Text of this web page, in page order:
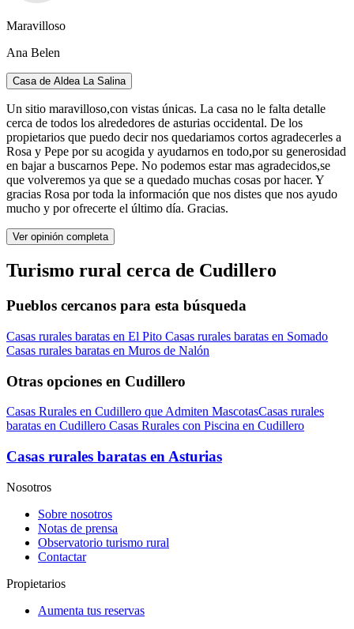
Maravilloso
Ana Belen
Casa de Aldea La Salina
Un sitio maravilloso,con vistas únicas. La casa no le falta detalle
cerca de todos los alrededores de asturias occidental. De los
propietarios que puedo decir nos quedariamos cortos agradecerles a
Rosa y Pepe por su acogida y ayudarnos en todo,por su generosidad
en bajar a buscarnos Pepe. No podemos estar mas agradecidos,se
que volveremos ya que se a quedado muchas cosas por hacer. Y
gracias Rosa por toda la información que nos distes que nos ayudo
mucho y por ofrecerte el último día. Gracias.
Ver opinión completa
Turismo rural cerca de Cudillero
Pueblos cercanos para esta búsqueda
Casas rurales baratas en El Pito Casas rurales baratas en Somado
Casas rurales baratas en Muros de Nalón
Otras opciones en Cudillero
Casas Rurales en Cudillero que Admiten MascotasCasas rurales
baratas en Cudillero Casas Rurales con Piscina en Cudillero
Casas rurales baratas en Asturias
Nosotros
Sobre nosotros
Notas de prensa
Observatorio turismo rural
Contactar
Propietarios
Aumenta tus reservas